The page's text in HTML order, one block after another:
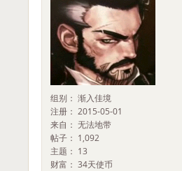
组别： 渐入佳境
注册： 2015-05-01
来自： 无法地带
帖子： 1,092
主题： 13
财富： 34天使币